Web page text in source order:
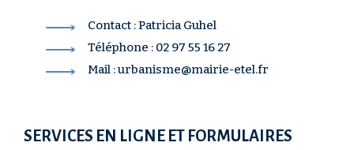
Contact : Patricia Guhel
Téléphone : 02 97 55 16 27
Mail : urbanisme@mairie-etel.fr
SERVICES EN LIGNE ET FORMULAIRES